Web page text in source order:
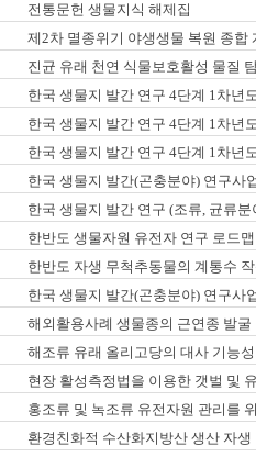
전통문헌 생물지식 해제집
제2차 멸종위기 야생생물 복원 종합
진균 유래 천연 식물보호활성 물질
한국 생물지 발간 연구 4단계 1차년
한국 생물지 발간 연구 4단계 1차년
서
한국 생물지 발간 연구 4단계 1차년
한국 생물지 발간(곤충분야) 연구사
한국 생물지 발간 연구 (조류, 균류
한반도 생물자원 유전자 연구 로드
(1차년도)
한반도 자생 무척추동물의 계통수
한국 생물지 발간(곤충분야) 연구사
해외활용사례 생물종의 근연종 발굴
해조류 유래 올리고당의 대사 기능
현장 활성측정법을 이용한 갯벌 및
미생물자원 발굴-3차년도
홍조류 및 녹조류 유전자원 관리를
구 2단계 1차년도
환경친화적 수산화지방산 생산 자